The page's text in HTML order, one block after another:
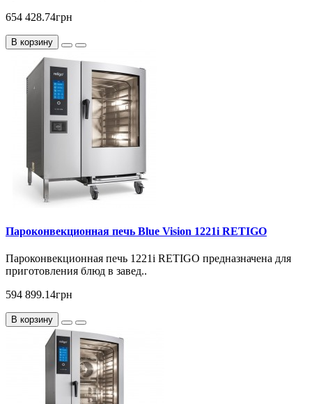
654 428.74грн
В корзину
Пароконвекционная печь Blue Vision 1221i RETIGO
Пароконвекционная печь 1221i RETIGO предназначена для
приготовления блюд в завед..
594 899.14грн
В корзину